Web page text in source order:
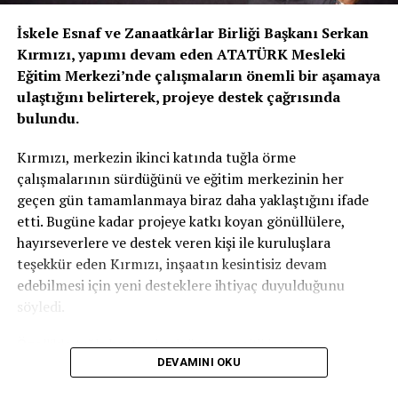
İskele Esnaf ve Zanaatkârlar Birliği Başkanı Serkan
Kırmızı, yapımı devam eden ATATÜRK Mesleki
Eğitim Merkezi’nde çalışmaların önemli bir aşamaya
ulaştığını belirterek, projeye destek çağrısında
bulundu.
Kırmızı, merkezin ikinci katında tuğla örme
çalışmalarının sürdüğünü ve eğitim merkezinin her
geçen gün tamamlanmaya biraz daha yaklaştığını ifade
etti. Bugüne kadar projeye katkı koyan gönüllülere,
hayırseverlere ve destek veren kişi ile kuruluşlara
teşekkür eden Kırmızı, inşaatın kesintisiz devam
edebilmesi için yeni desteklere ihtiyaç duyulduğunu
söyledi.
Özellikle tuğla başta olmak üzere çeşitli inşaat
malzemelerinin temin edilmesinin önem taşıdığını
DEVAMINI OKU